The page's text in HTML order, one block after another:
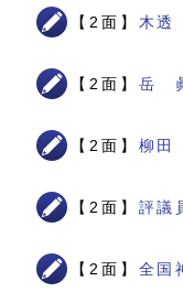
【2面】 木
【2面】 岳
【2面】 柳
【2面】 評議
【2面】 全国